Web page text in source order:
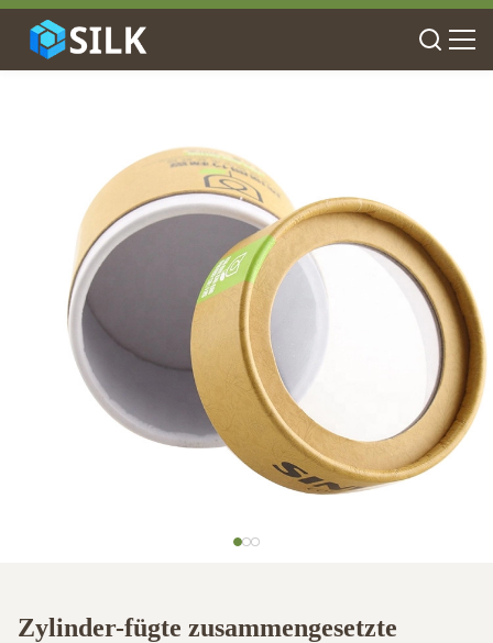
Zylinder-fügte zusammengesetzte